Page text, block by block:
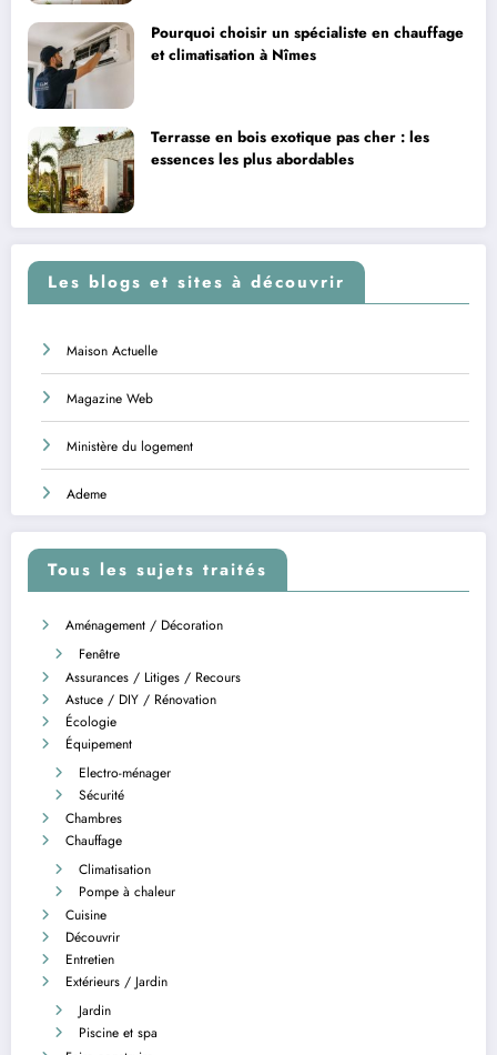
Pourquoi choisir un spécialiste en chauffage
et climatisation à Nîmes
Terrasse en bois exotique pas cher : les
essences les plus abordables
Les blogs et sites à découvrir
Maison Actuelle
Magazine Web
Ministère du logement
Ademe
Tous les sujets traités
Aménagement / Décoration
Fenêtre
Assurances / Litiges / Recours
Astuce / DIY / Rénovation
Écologie
Équipement
Electro-ménager
Sécurité
Chambres
Chauffage
Climatisation
Pompe à chaleur
Cuisine
Découvrir
Entretien
Extérieurs / Jardin
Jardin
Piscine et spa